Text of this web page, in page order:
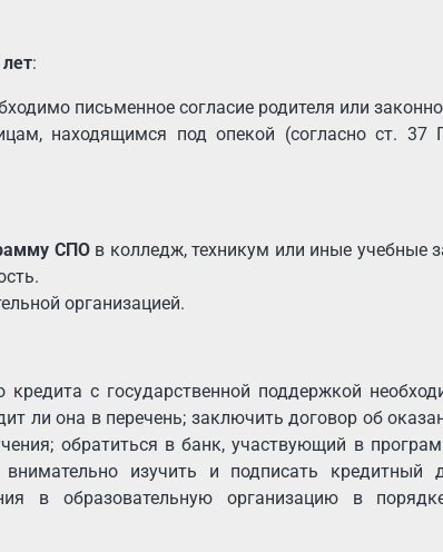
:
письменное согласие родителя или
находящимся под опекой (согласно ст.
СПОв колледж, техникум или иные учебные
организацией.
кредита с государственной поддержкой
ли она в перечень; заключить договор об
обратиться в банк, участвующий в
изучить и подписать кредитный
в образовательную организацию в